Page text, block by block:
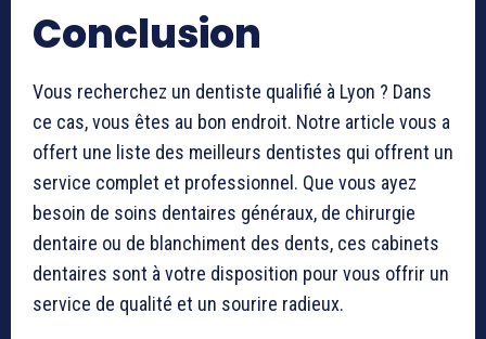
Conclusion
Vous recherchez un dentiste qualifié à Lyon ? Dans
ce cas, vous êtes au bon endroit. Notre article vous a
offert une liste des meilleurs dentistes qui offrent un
service complet et professionnel. Que vous ayez
besoin de soins dentaires généraux, de chirurgie
dentaire ou de blanchiment des dents, ces cabinets
dentaires sont à votre disposition pour vous offrir un
service de qualité et un sourire radieux.